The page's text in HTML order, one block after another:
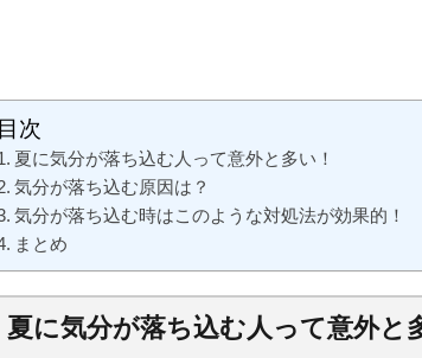
目次
夏に気分が落ち込む人って意外と多い！
気分が落ち込む原因は？
気分が落ち込む時はこのような対処法が効果的！
まとめ
夏に気分が落ち込む人って意外と